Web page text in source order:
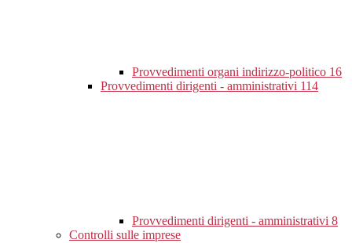
Provvedimenti organi indirizzo-politico 16
Provvedimenti dirigenti - amministrativi 114
Provvedimenti dirigenti - amministrativi 8
Controlli sulle imprese